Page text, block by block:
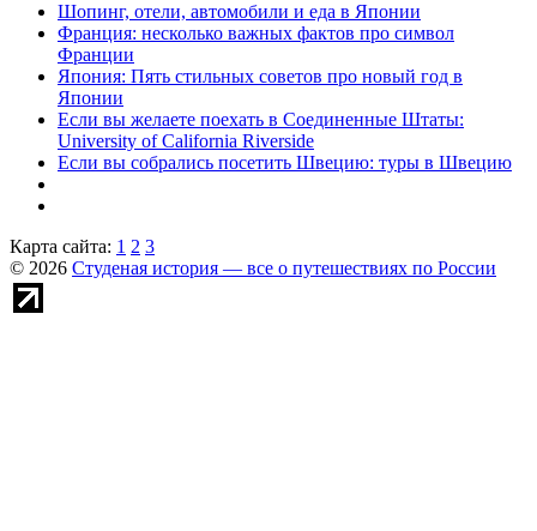
Шопинг, отели, автомобили и еда в Японии
Франция: несколько важных фактов про символ
Франции
Япония: Пять стильных советов про новый год в
Японии
Если вы желаете поехать в Соединенные Штаты:
University of California Riverside
Если вы собрались посетить Швецию: туры в Швецию
Карта сайта: 1 2 3
© 2026 Студеная история — все о путешествиях по России